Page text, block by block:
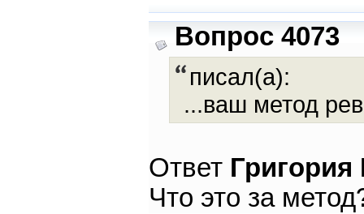
Вопрос 4073
писал(а):
...ваш метод
Ответ
Что это за